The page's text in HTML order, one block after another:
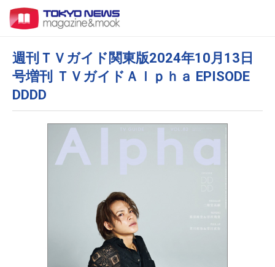
週刊ＴＶガイド関東版2024年10月13日
号増刊 ＴＶガイドＡｌｐｈａ EPISODE
DDDD